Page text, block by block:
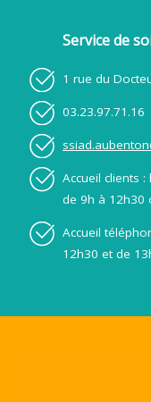
Service de
1 rue du
03.23.97.71.16
Accueil clients
de 9h à 12h30
Accueil
12h30 et de